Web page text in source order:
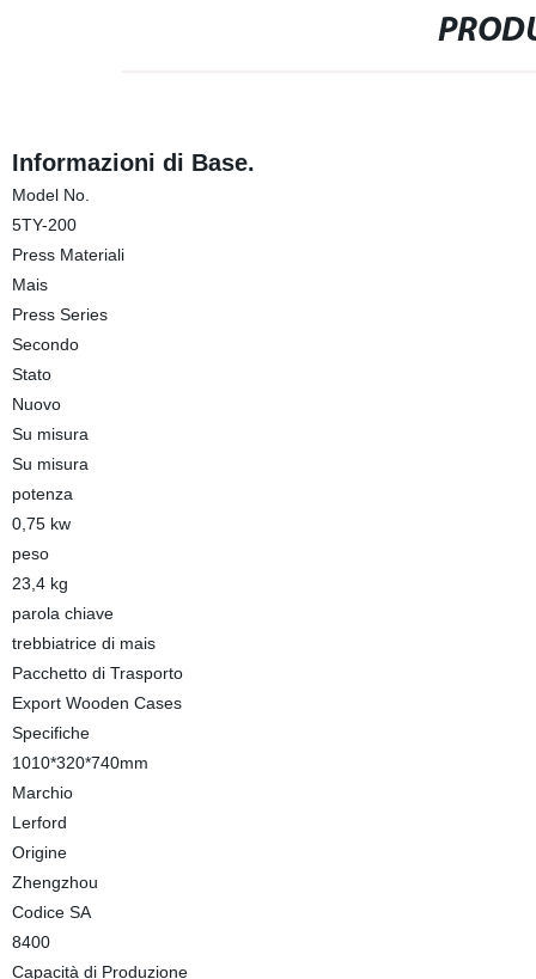
Informazioni di Base.
Model No.
5TY-200
Press Materiali
Mais
Press Series
Secondo
Stato
Nuovo
Su misura
Su misura
potenza
0,75 kw
peso
23,4 kg
parola chiave
trebbiatrice di mais
Pacchetto di Trasporto
Export Wooden Cases
Specifiche
1010*320*740mm
Marchio
Lerford
Origine
Zhengzhou
Codice SA
8400
Capacità di Produzione